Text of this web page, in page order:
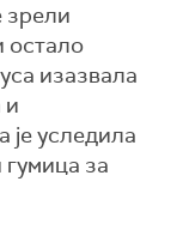
зрели
остало
изазвала
и
је уследила
за